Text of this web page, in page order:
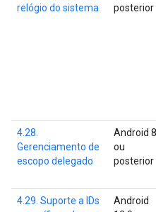
relógio do sistema
posterior
4.28.
Gerenciamento de
escopo delegado
Android
ou
posterior
4.29. Suporte a IDs
Android